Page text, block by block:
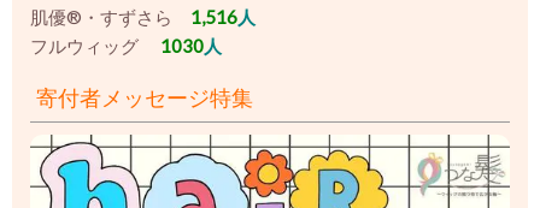
肌優®・すずさら 1,516 人
フルウィッグ 1030 人
寄付者メッセージ特集